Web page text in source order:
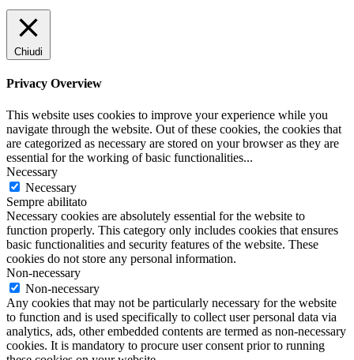
Chiudi
Privacy Overview
This website uses cookies to improve your experience while you
navigate through the website. Out of these cookies, the cookies that
are categorized as necessary are stored on your browser as they are
essential for the working of basic functionalities...
Necessary
Necessary
Sempre abilitato
Necessary cookies are absolutely essential for the website to
function properly. This category only includes cookies that ensures
basic functionalities and security features of the website. These
cookies do not store any personal information.
Non-necessary
Non-necessary
Any cookies that may not be particularly necessary for the website
to function and is used specifically to collect user personal data via
analytics, ads, other embedded contents are termed as non-necessary
cookies. It is mandatory to procure user consent prior to running